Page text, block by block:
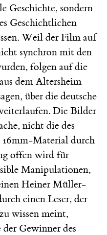
Geschichte, sondern
Geschichtlichen
Weil der Film auf
synchron mit den
folgen auf die
dem Altersheim
über die deutsche
Die Bilder
nicht die des
16mm-Material durch
offen wird für
Manipulationen,
Heiner Müller-
einen Leser, der
wissen meint,
Gewinner des